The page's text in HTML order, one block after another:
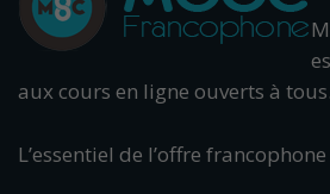
aux cours en ligne ouverts à tous.
L’essentiel de l’offre